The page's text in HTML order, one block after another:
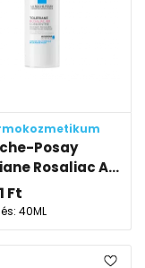
Posay
Rosaliac A...
Ft
40ML